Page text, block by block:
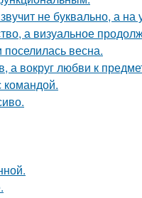
не буквально, а
а визуальное
поселилась весна.
а вокруг любви к
командой.